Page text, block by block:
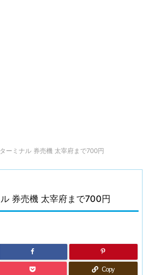
ーミナル 券売機 太宰府まで700円
券売機 太宰府まで700円
Copy